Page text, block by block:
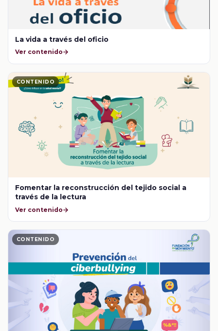
La vida a través del oficio
Ver contenido
CONTENIDO
Fomentar la reconstrucción del tejido social a
través de la lectura
Ver contenido
CONTENIDO